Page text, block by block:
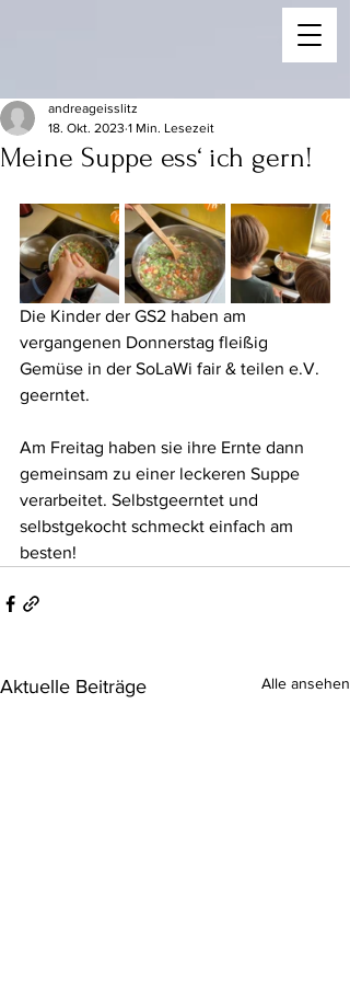
Meine Suppe ess‘ ich gern!
andreageisslitz
18. Okt. 2023 1 Min. Lesezeit
Die Kinder der GS2 haben am
vergangenen Donnerstag fleißig
Gemüse in der SoLaWi fair & teilen e.V.
geerntet.
Am Freitag haben sie ihre Ernte dann
gemeinsam zu einer leckeren Suppe
verarbeitet. Selbstgeerntet und
selbstgekocht schmeckt einfach am
besten!
Aktuelle Beiträge Alle ansehen